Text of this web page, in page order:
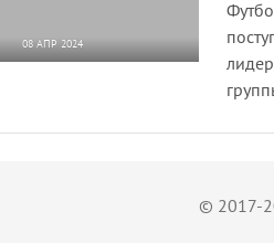
08 АПР 2024
© 2017-